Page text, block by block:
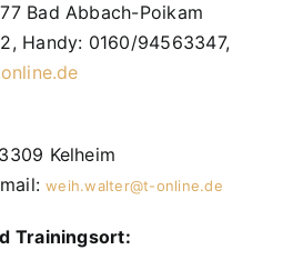
Bad Abbach-Poikam
Handy: 0160/94563347,
Kelheim
weih.walter@t-online.de
Trainingsort: